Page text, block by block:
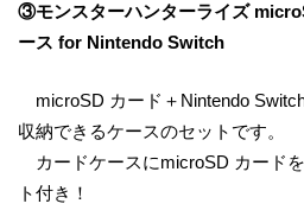
③モンスターハンターライズ
ース for Nintendo Switch
microSD カード＋Nintendo
収納できるケースのセットです。
カードケースにmicroSD カード
ト付き！